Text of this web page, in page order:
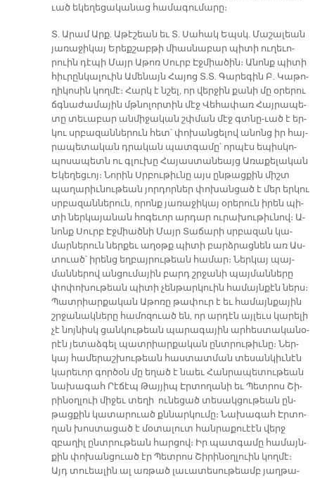
ւած ե­կե­ղե­ցա­կա­նաց հա­մա­գու­մա­րը։
Տ. Ա­րամ Արք. Ա­թէ­շեան եւ Տ. Սա­հակ Եպսկ. Մա­շա­լեան
յա­ռա­ջի­կայ Ե­րեք­շաբ­թի միաս­նա­բար պի­տի ու­ղե­ւո­
րուին դէ­պի Մայր Ա­թոռ Սուրբ Էջ­միա­ծին։ Ա­նոնք պի­տի
հիւ­րըն­կա­լուին Ա­մե­նայն Հա­յոց Տ.Տ. Գա­րե­գին Բ. Կա­թո­
ղի­կո­սին կող­մէ։ Հարկ է նշել, որ վեր­ջին քա­նի մը օ­րե­րու
ճգնա­ժա­մա­յին մթնո­լոր­տին մէջ Վե­հա­փառ Հայ­րա­պե­
տը տե­ւա­բար ան­մի­ջա­կան շփման մէջ գտնը-ւած է եր­
կու սրբա­զան­նե­րուն հետ՝ փո­խան­ցե­լով ա­նոնց իր հայ­
րա­պե­տա­կան դրա­կան պատ­գա­մը՝ որ­պէս ե­պիս­կո­
պո­սա­պետն ու գլու­խը Հա­յաս­տա­նեայց Ա­ռա­քե­լա­կան
Ե­կե­ղեց­ւոյ։ Նո­րին Սրբու­թիւ­նը այս ըն­թաց­քին միշտ
պա­ղա­րիւ­նու­թեան յոր­դոր­ներ փո­խան­ցած է մեր եր­կու
սրբա­զան­նե­րուն, ո­րոնք յա­ռա­ջի­կայ օ­րե­րուն ի­րեն պի­
տի ներ­կա­յա­նան հո­գե­ւոր ար­դար ու­րա­խու­թիւ­նով։ Ա­
նոնք Սուրբ Էջ­միած­նի Մայր Տա­ճա­րի սրբա­զան կա­
մար­նե­րուն ներ­քեւ ա­ղօթք պի­տի բարձ­րաց­նեն առ Աս­
տուած՝ ի­րենց եղ­բայ­րու­թեան հա­մար։ Ներ­կայ պայ­
ման­նե­րով ան­ցու­մա­յին բարդ շրջա­նի պայ­ման­նե­րը
փո­փո­խու­թեան պի­տի չեն­թար­կուին հա­մայն­քէն ներս։
Պատ­րիար­քա­կան Ա­թո­ռը թա­փուր է եւ հա­մայն­քա­յին
շրջա­նակ­նե­րը հա­մո­զուած են, որ ար­դէն այ­լեւս կա­րե­լի
չէ նոյ­նիսկ ցան­կու­թեան պա­րա­գա­յին ար­հես­տա­կա­նօ­
րէն յե­տաձ­գել պատ­րիար­քա­կան ընտ­րու­թիւ­նը։ Ներ­
կայ հա­մե­րաշ­խու­թեան հաս­տատ­ման տե­սան­կիւ­նէն
կա­րե­ւոր գոր­ծօն մը ե­ղած է նաեւ Հան­րա­պե­տու­թեան
նա­խա­գահ Րէ­ճէպ Թայ­յիպ Էր­տո­ղա­նի եւ Պետ­րոս Շի­
րի­նօղ­լուի մի­ջեւ տե­ղի ու­նե­ցած տե­սակ­ցու­թեան ըն­
թաց­քին կա­տա­րուած քննար­կու­մը։ Նա­խա­գահ Էր­տո­
ղան խոս­տա­ցած է մօ­տա­լուտ հան­րա­քուէէն վերջ
զբա­ղիլ ընտ­րու­թեան հար­ցով։ Իր պատ­գա­մը հա­մայն­
քին փո­խան­ցուած էր Պետ­րոս Շի­րի­նօղ­լուին կող­մէ։
Այդ տուեա­լին ալ առ­թած լա­ւա­տե­սու­թեամբ յաղ­թա­